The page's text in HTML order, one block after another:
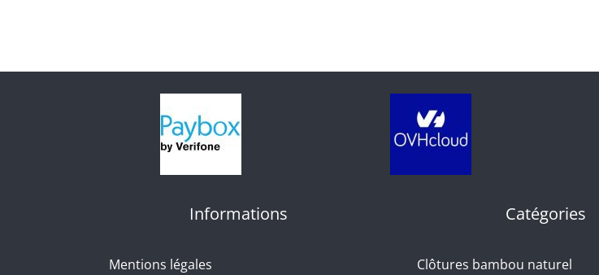
Informations
Mentions légales
Catégories
Clôtures bambou naturel